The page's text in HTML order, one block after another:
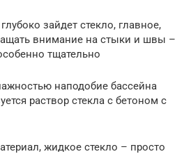
зайдет стекло, главное,
внимание на стыки и швы –
тщательно
наподобие бассейна
раствор стекла с бетоном с
жидкое стекло – просто